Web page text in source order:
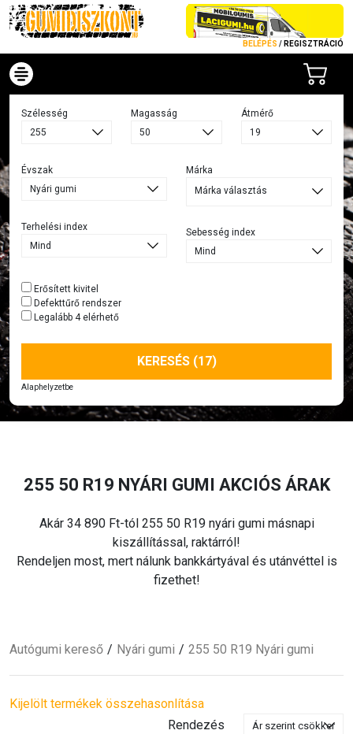
BELÉPÉS / REGISZTRÁCIÓ
Szélesség Magasság Átmérő
Évszak
Terhelési index
Márka
Márka választás
Sebesség index
Erősített kivitel
Defekttűrő rendszer
Legalább 4 elérhető
KERESÉS (17)
Alaphelyzetbe
255 50 R19 NYÁRI GUMI AKCIÓS ÁRAK
Akár 34 890 Ft-tól 255 50 R19 nyári gumi másnapi
kiszállítással, raktárról!
Rendeljen most, mert nálunk bankkártyával és utánvéttel is
fizethet!
Autógumi kereső Nyári gumi 255 50 R19 Nyári gumi
Kijelölt termékek összehasonlítása
Rendezés